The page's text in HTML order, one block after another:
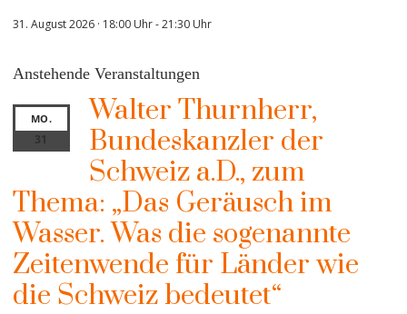
31. August 2026 · 18:00 Uhr-21:30 Uhr
Anstehende Veranstaltungen
MO.
31
Walter Thurnherr,
Bundeskanzler der
Schweiz a.D., zum
Thema: „Das Geräusch im
Wasser. Was die sogenannte
Zeitenwende für Länder wie
die Schweiz bedeutet“